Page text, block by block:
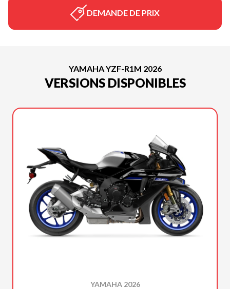
DEMANDE DE PRIX
YAMAHA YZF-R1M 2026
VERSIONS DISPONIBLES
YAMAHA 2026